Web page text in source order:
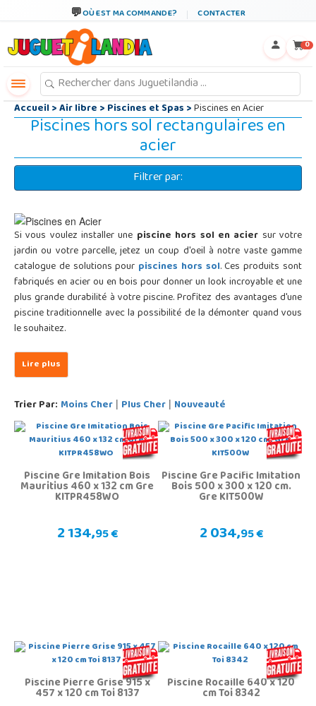
OÙ EST MA COMMANDE? CONTACTER
0
Accueil>Air libre>Piscines et Spas>Piscines en Acier
Piscines hors sol rectangulaires en
acier
Filtrer par:
Si vous voulez installer une piscine hors sol en acier sur votre
jardin ou votre parcelle, jetez un coup d'oeil à notre vaste gamme
catalogue de solutions pour piscines hors sol. Ces produits sont
fabriqués en acier ou en bois pour donner un look incroyable et une
plus grande durabilité à votre piscine. Profitez des avantages d'une
piscine traditionnelle avec la possibilité de la démonter quand vous
le souhaitez.
Trier Par: Moins Cher | Plus Cher | Nouveauté
Piscine Gre Imitation Bois
Mauritius 460 x 132 cm Gre
KITPR458WO
2 134,95 €
Piscine Gre Pacific Imitation
Bois 500 x 300 x 120 cm.
Gre KIT500W
2 034,95 €
Piscine Pierre Grise 915 x
457 x 120 cm Toi 8137 Piscine Rocaille 640 x 120
cm Toi 8342